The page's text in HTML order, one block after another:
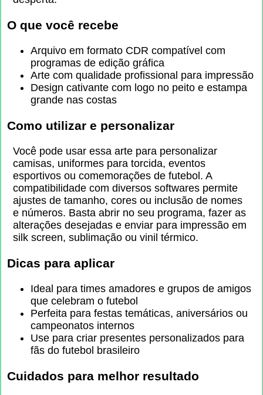
O que você recebe
Arquivo em formato CDR compatível com
programas de edição gráfica
Arte com qualidade profissional para impressão
Design cativante com logo no peito e estampa
grande nas costas
Como utilizar e personalizar
Você pode usar essa arte para personalizar
camisas, uniformes para torcida, eventos
esportivos ou comemorações de futebol. A
compatibilidade com diversos softwares permite
ajustes de tamanho, cores ou inclusão de nomes
e números. Basta abrir no seu programa, fazer as
alterações desejadas e enviar para impressão em
silk screen, sublimação ou vinil térmico.
Dicas para aplicar
Ideal para times amadores e grupos de amigos
que celebram o futebol
Perfeita para festas temáticas, aniversários ou
campeonatos internos
Use para criar presentes personalizados para
fãs do futebol brasileiro
Cuidados para melhor resultado